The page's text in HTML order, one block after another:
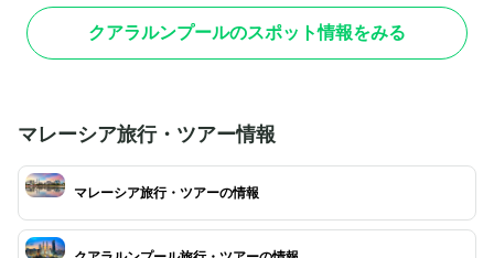
されていて、建物のステンレス鋼とガラス仕上げ
の組み合わせにより、美しいイスラム模様が生み
設備があります。
チックなひとときを
クアラルンプールのスポット情報をみる
マレーシア旅行・ツアー情報
マレーシア旅行・ツアーの情報